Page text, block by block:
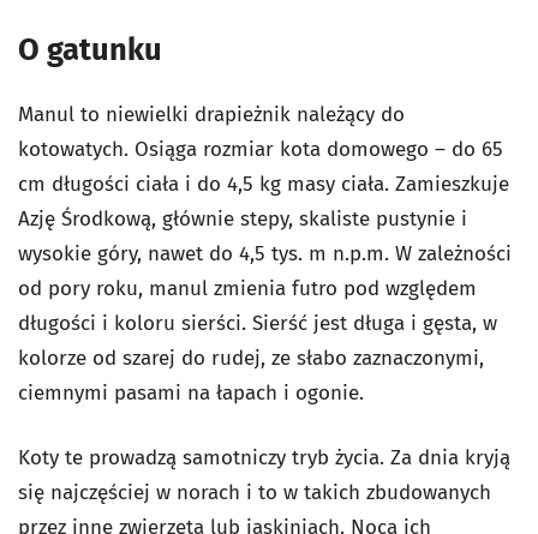
O gatunku
Manul to niewielki drapieżnik należący do
kotowatych. Osiąga rozmiar kota domowego – do 65
cm długości ciała i do 4,5 kg masy ciała. Zamieszkuje
Azję Środkową, głównie stepy, skaliste pustynie i
wysokie góry, nawet do 4,5 tys. m n.p.m. W zależności
od pory roku, manul zmienia futro pod względem
długości i koloru sierści. Sierść jest długa i gęsta, w
kolorze od szarej do rudej, ze słabo zaznaczonymi,
ciemnymi pasami na łapach i ogonie.
Koty te prowadzą samotniczy tryb życia. Za dnia kryją
się najczęściej w norach i to w takich zbudowanych
przez inne zwierzęta lub jaskiniach. Nocą ich